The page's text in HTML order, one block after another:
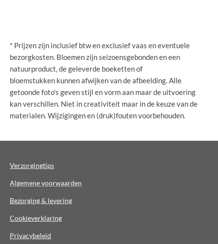
* Prijzen zijn inclusief btw en exclusief vaas en eventuele
bezorgkosten. Bloemen zijn seizoensgebonden en een
natuurproduct, de geleverde boeketten of
bloemstukken kunnen afwijken van de afbeelding. Alle
getoonde foto's geven stijl en vorm aan maar de uitvoering
kan verschillen. Niet in creativiteit maar in de keuze van de
materialen. Wijzigingen en (druk)fouten voorbehouden.
Verzorgingtips
Algemene voorwaarden
Bezorging & levering
Cookieverklaring
Privacybeleid